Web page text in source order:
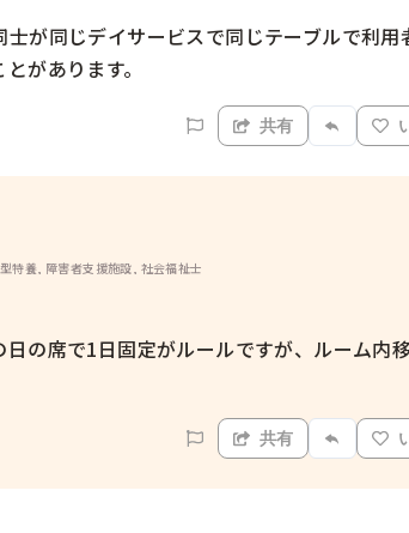
が同じデイサービスで同じテーブルで利用
があります。
共有
特養, 障害者支援施設, 社会福祉士
の席で1日固定がルールですが、ルーム内
共有